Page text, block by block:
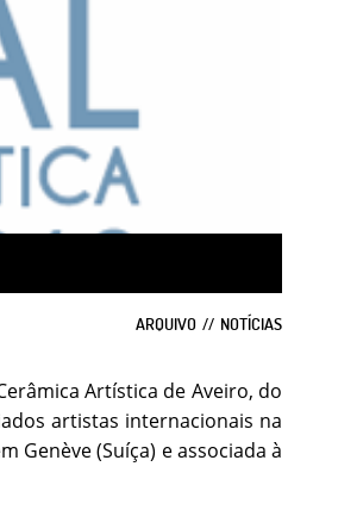
ARQUIVO NOTÍCIAS
Artística de Aveiro, do
artistas internacionais na
Genève (Suíça) e associada à